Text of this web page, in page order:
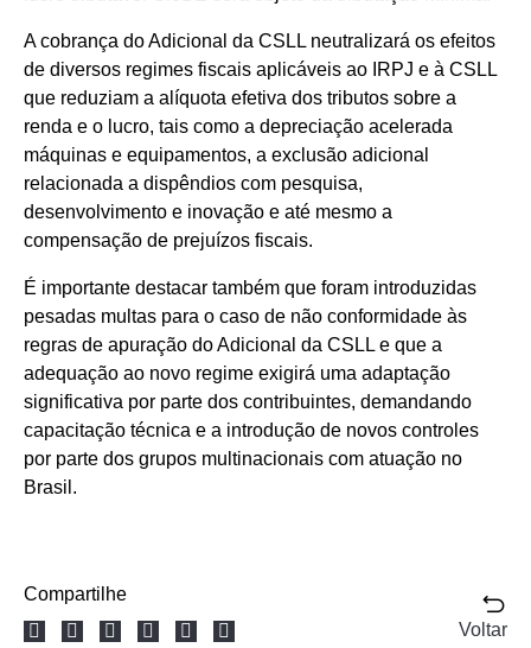
A cobrança do Adicional da CSLL neutralizará os efeitos
de diversos regimes fiscais aplicáveis ao IRPJ e à CSLL
que reduziam a alíquota efetiva dos tributos sobre a
renda e o lucro, tais como a depreciação acelerada
máquinas e equipamentos, a exclusão adicional
relacionada a dispêndios com pesquisa,
desenvolvimento e inovação e até mesmo a
compensação de prejuízos fiscais.
É importante destacar também que foram introduzidas
pesadas multas para o caso de não conformidade às
regras de apuração do Adicional da CSLL e que a
adequação ao novo regime exigirá uma adaptação
significativa por parte dos contribuintes, demandando
capacitação técnica e a introdução de novos controles
por parte dos grupos multinacionais com atuação no
Brasil.
Compartilhe
Voltar